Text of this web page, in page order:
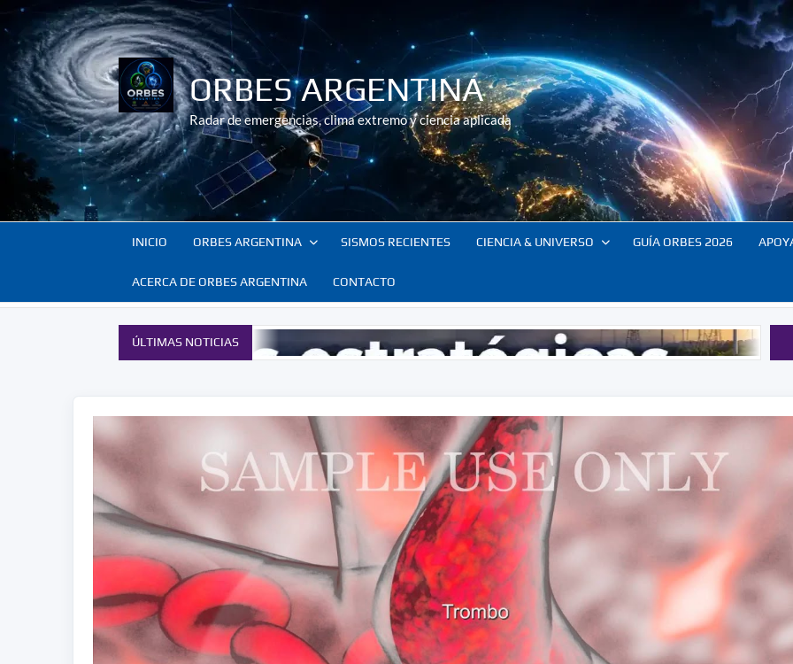
Saltar
al
contenido
ORBES ARGENTINA
Radar de emergencias, clima extremo y ciencia aplicada
INICIO ORBES ARGENTINA SISMOS RECIENTES CIENCIA & UNIVERSO GUÍA ORBES 2026
ACERCA DE ORBES ARGENTINA CONTACTO
ÚLTIMAS NOTICIAS